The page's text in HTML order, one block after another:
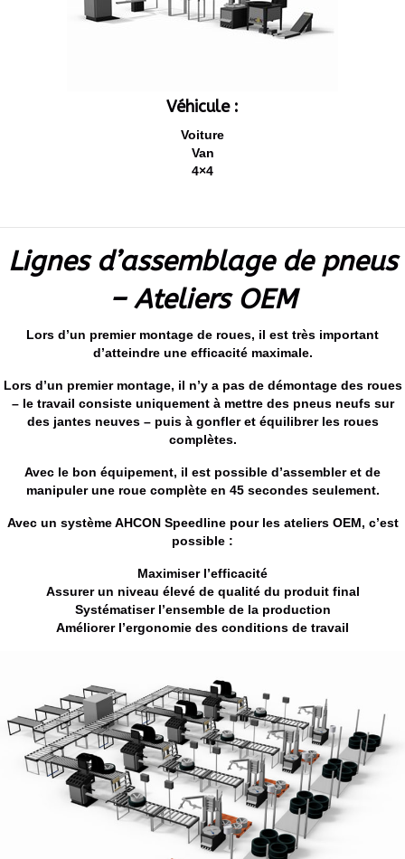
Véhicule :
Voiture
Van
4×4
Lignes d’assemblage de pneus
– Ateliers OEM
Lors d’un premier montage de roues, il est très important
d’atteindre une efficacité maximale.
Lors d’un premier montage, il n’y a pas de démontage des roues
– le travail consiste uniquement à mettre des pneus neufs sur
des jantes neuves – puis à gonfler et équilibrer les roues
complètes.
Avec le bon équipement, il est possible d’assembler et de
manipuler une roue complète en 45 secondes seulement.
Avec un système AHCON Speedline pour les ateliers OEM, c’est
possible :
Maximiser l’efficacité
Assurer un niveau élevé de qualité du produit final
Systématiser l’ensemble de la production
Améliorer l’ergonomie des conditions de travail